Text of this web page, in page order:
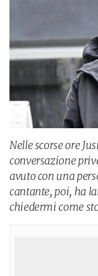
Nelle scorse ore
conversazione
avuto con una
cantante, poi, ha
chiedermi come